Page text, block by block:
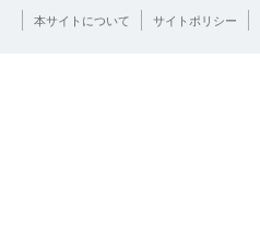
本サイトについて サイトポリシー